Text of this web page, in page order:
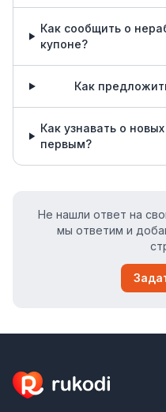
Как сообщить о
купоне?
Как
Как узнавать о
первым?
Не нашли ответ на
мы ответим и